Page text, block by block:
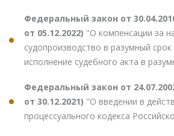
Федеральный закон от
от 05.12.2022) "О компенсации за
судопроизводство в разумный
исполнение судебного акта в
Федеральный закон от
от 30.12.2021) "О введении в
процессуального кодекса